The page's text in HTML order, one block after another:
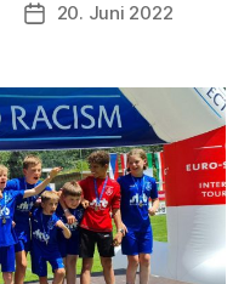
Veröffentlichungsdatum
20. Juni 2022